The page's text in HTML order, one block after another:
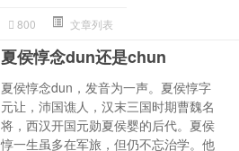
800 文章列表
夏侯惇念dun还是chun
夏侯惇念dun，发音为一声。夏侯惇字
元让，沛国谯人，汉末三国时期曹魏名
将，西汉开国元勋夏侯婴的后代。夏侯
惇一生虽多在军旅，但仍不忘治学。他